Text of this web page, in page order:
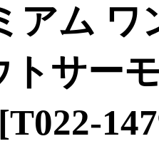
アム ワ
トサー